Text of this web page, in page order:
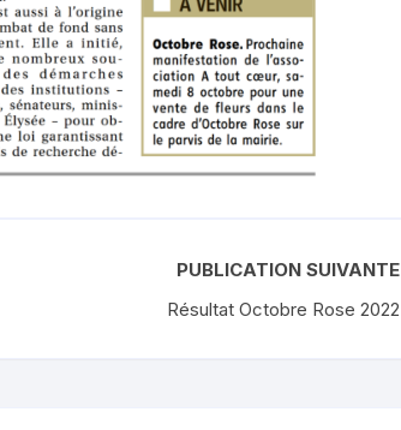
PUBLICATION SUIVANTE
Résultat Octobre Rose 2022